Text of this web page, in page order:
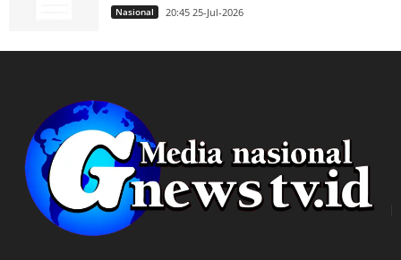
Nasional 20:45 25-Jul-2026